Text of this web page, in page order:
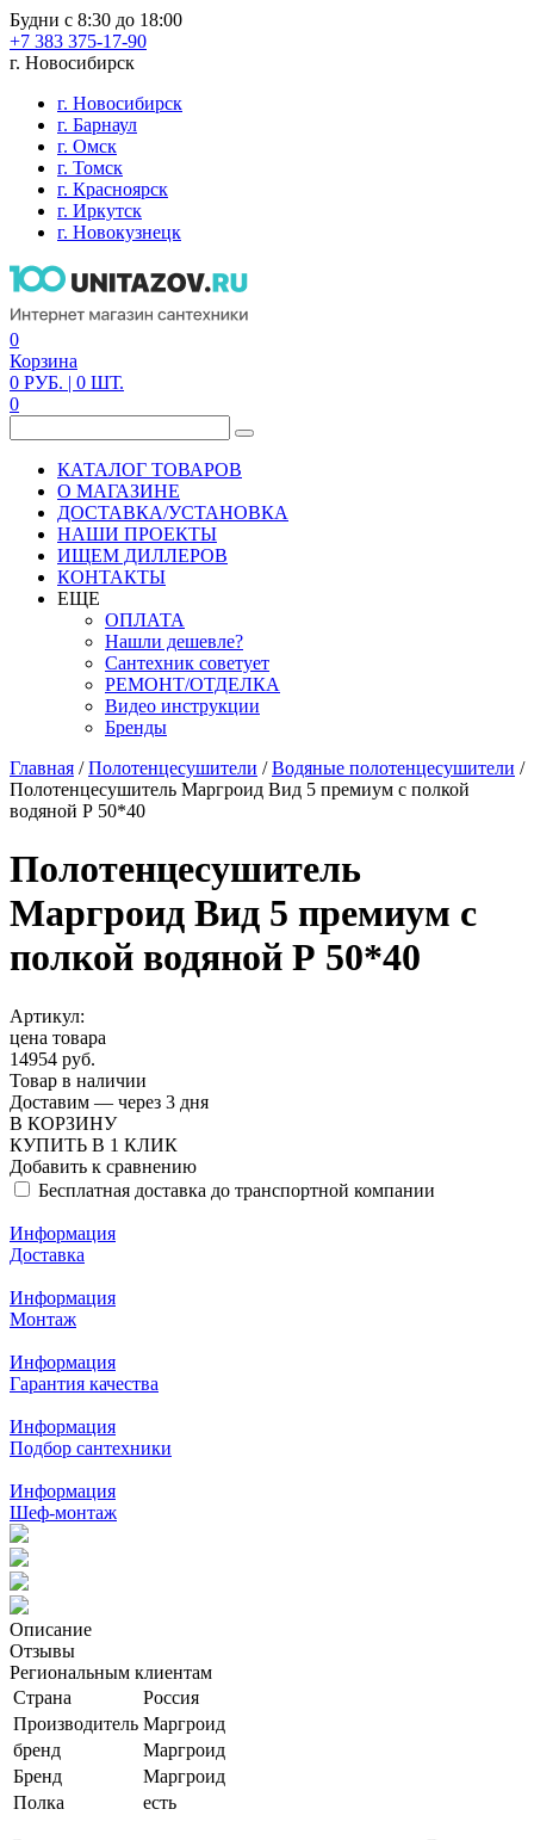
Будни с 8:30 до 18:00
+7 383 375-17-90
г. Новосибирск
г. Новосибирск
г. Барнаул
г. Омск
г. Томск
г. Красноярск
г. Иркутск
г. Новокузнецк
0
Корзина
0 РУБ. | 0 ШТ.
0
КАТАЛОГ ТОВАРОВ
О МАГАЗИНЕ
ДОСТАВКА/УСТАНОВКА
НАШИ ПРОЕКТЫ
ИЩЕМ ДИЛЛЕРОВ
КОНТАКТЫ
ЕЩЕ
ОПЛАТА
Нашли дешевле?
Сантехник советует
РЕМОНТ/ОТДЕЛКА
Видео инструкции
Бренды
Главная /Полотенцесушители /Водяные полотенцесушители /
Полотенцесушитель Маргроид Вид 5 премиум с полкой
водяной Р 50*40
Полотенцесушитель
Маргроид Вид 5 премиум с
полкой водяной Р 50*40
Артикул:
цена товара
14954 руб.
Товар в наличии
Доставим — через 3 дня
В КОРЗИНУ
КУПИТЬ В 1 КЛИК
Добавить к сравнению
Бесплатная доставка до транспортной компании
Информация
Доставка
Информация
Монтаж
Информация
Гарантия качества
Информация
Подбор сантехники
Информация
Шеф-монтаж
Описание
Отзывы
Региональным клиентам
Страна
Россия
Производитель Маргроид
бренд
Маргроид
Бренд
Маргроид
Полка
есть